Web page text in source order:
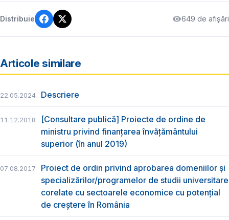
Distribuie 649 de afișări
Articole similare
22.05.2024 Descriere
11.12.2018
[Consultare publică] Proiecte de ordine de
ministru privind finanțarea învățământului
superior (în anul 2019)
07.08.2017
Proiect de ordin privind aprobarea domeniilor și
specializărilor/programelor de studii universitare
corelate cu sectoarele economice cu potențial
de creștere în România